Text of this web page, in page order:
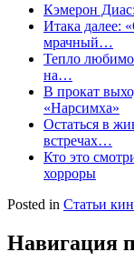
Кэмерон
Итака далее:
мрачный…
Тепло
на…
В прокат
«Нарсимха»
Остаться в
встречах…
Кто это
хорроры
Posted in Статьи
Навигация